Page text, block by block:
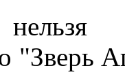
нельзя
"Зверь